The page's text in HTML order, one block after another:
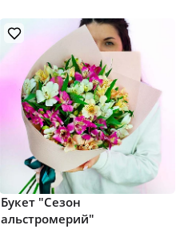
Букет "Сезон
альстромерий"